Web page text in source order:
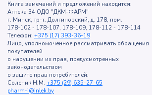
Книга замечаний и предложений находится:
Аптека 34 ОДО "ДКМ-ФАРМ"
г. Минск, тр-т. Долгиновский, д. 178, пом.
178-102 - 178-107, 178-109, 178-112 - 178-114
Телефон: +375 (17) 393-36-19
Лицо, уполномоченное рассматривать обращения
покупателей
о нарушении их прав, предусмотренных
законодательством
о защите прав потребителей:
Соленик Н.М. +375 (29) 635-27-65
pharm-i@inlek.by